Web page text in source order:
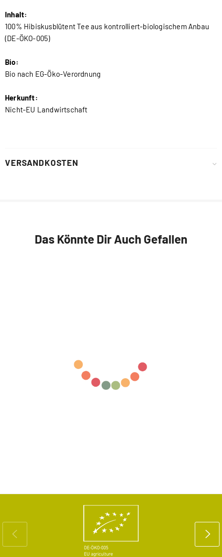
Inhalt:
100% Hibiskusblütent Tee aus kontrolliert-biologischem Anbau
(DE-ÖKO-005)
Bio:
Bio nach EG-Öko-Verordnung
Herkunft:
Nicht-EU Landwirtschaft
VERSANDKOSTEN
Das Könnte Dir Auch Gefallen